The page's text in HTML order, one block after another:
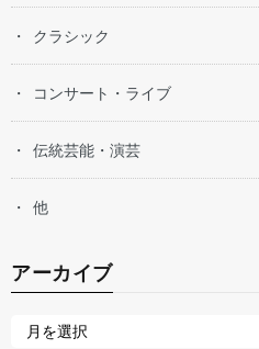
クラシック
コンサート・ライブ
伝統芸能・演芸
他
アーカイブ